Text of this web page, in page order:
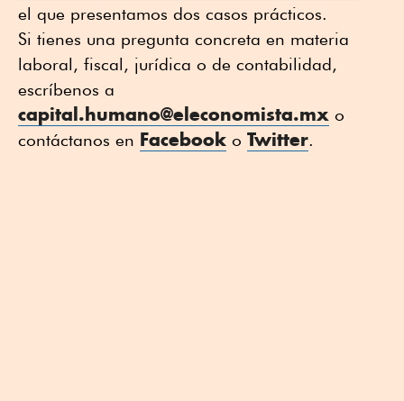
el que presentamos dos casos prácticos.
Si tienes una pregunta concreta en materia
laboral, fiscal, jurídica o de contabilidad,
escríbenos a
capital.humano@eleconomista.mx o
contáctanos en Facebook o Twitter.